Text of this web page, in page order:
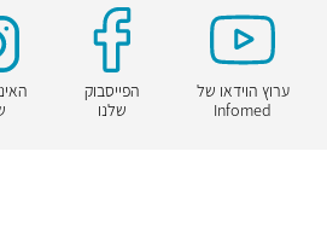
ערוץ הוידאו של
Infomed
הפייסבוק
שלנו